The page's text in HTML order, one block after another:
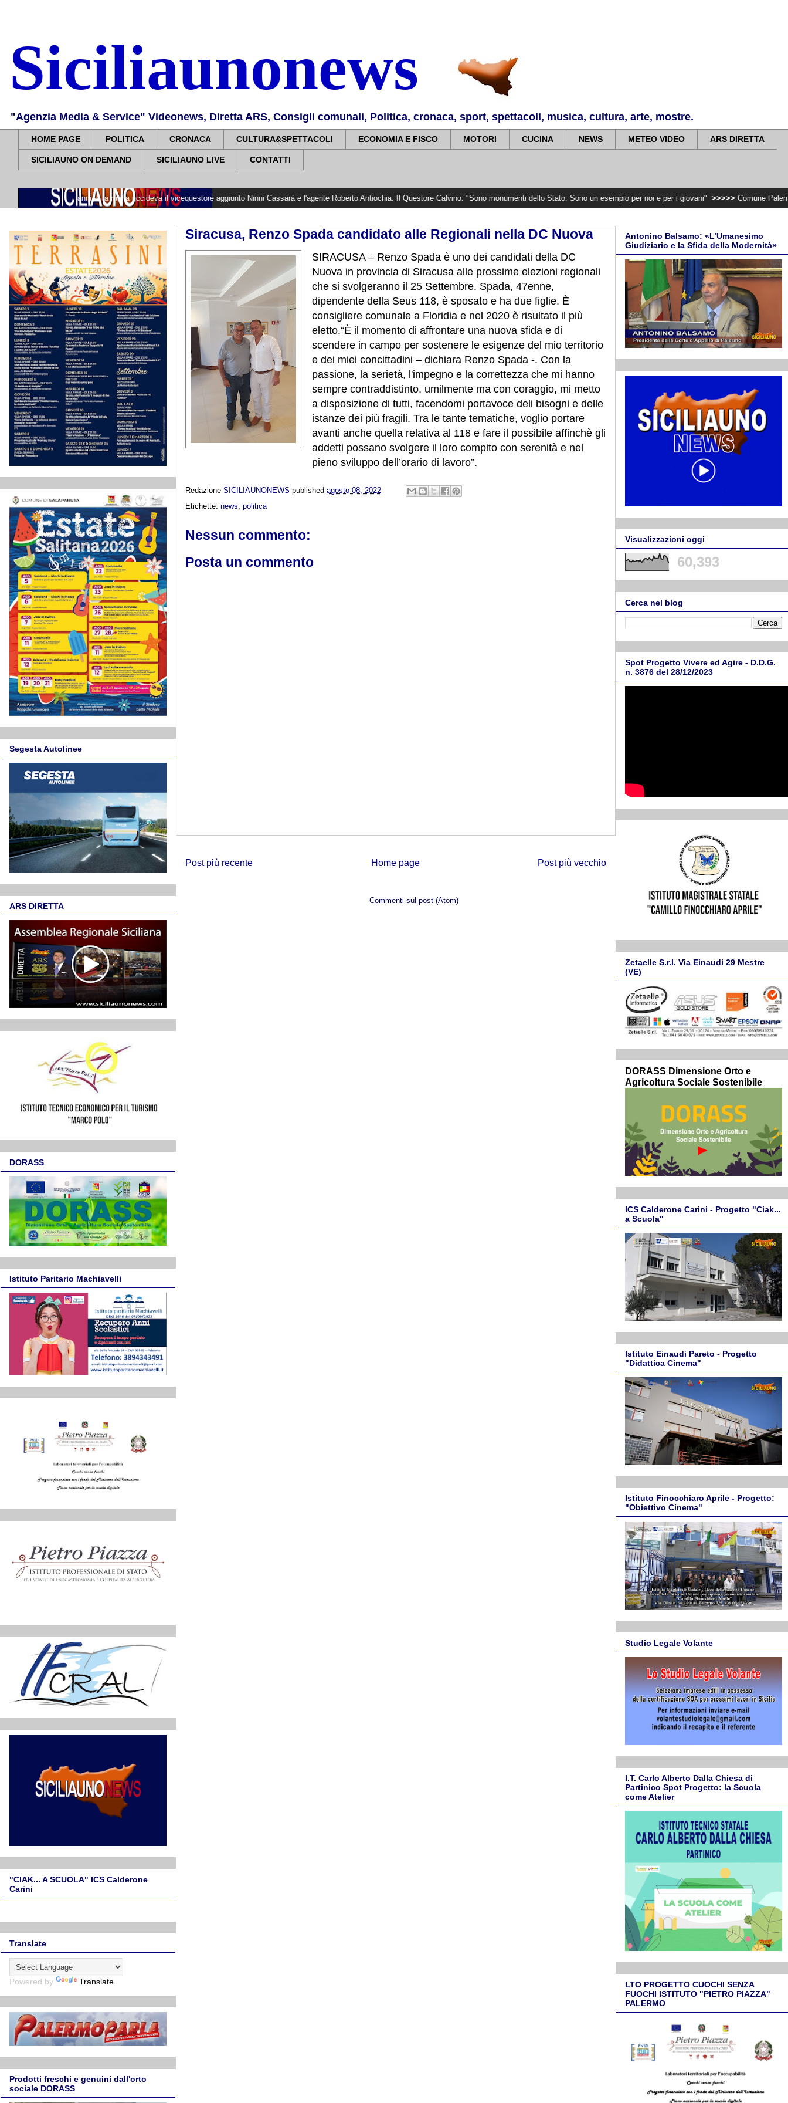
Siciliaunonews
"Agenzia Media & Service" Videonews, Diretta ARS, Consigli comunali, Politica, cronaca, sport, spettacoli, musica, cultura, arte, mostre.
HOME PAGE POLITICA CRONACA CULTURA&SPETTACOLI ECONOMIA E FISCO MOTORI CUCINA NEWS METEO VIDEO ARS DIRETTA
SICILIAUNO ON DEMAND SICILIAUNO LIVE CONTATTI
41 anni fa la mafia uccideva il vicequestore aggiunto Ninni Cassarà e l'agente Roberto Antiochia. Il Questore Calvino: "Sono monumenti dello Stato. Sono un esempio per noi e per i giovani" >>>>> Comune Palermo:
Siracusa, Renzo Spada candidato alle Regionali nella DC Nuova
SIRACUSA – Renzo Spada è uno dei candidati della DC
Nuova in provincia di Siracusa alle prossime elezioni regionali
che si svolgeranno il 25 Settembre. Spada, 47enne,
dipendente della Seus 118, è sposato e ha due figlie. È
consigliere comunale a Floridia e nel 2020 è risultato il più
eletto.“È il momento di affrontare una nuova sfida e di
scendere in campo per sostenere le esigenze del mio territorio
e dei miei concittadini – dichiara Renzo Spada -. Con la
passione, la serietà, l'impegno e la correttezza che mi hanno
sempre contraddistinto, umilmente ma con coraggio, mi metto
a disposizione di tutti, facendomi portavoce deli bisogni e delle
istanze dei più fragili. Tra le tante tematiche, voglio portare
avanti anche quella relativa al 118 e fare il possibile affinchè gli
addetti possano svolgere il loro compito con serenità e nel
pieno sviluppo dell’orario di lavoro”.
Redazione SICILIAUNONEWS published agosto 08, 2022
Etichette: news politica
Nessun commento:
Posta un commento
Post più recente Post più vecchio
Home page
Commenti sul post (Atom)
Segesta Autolinee
ARS DIRETTA
DORASS
Istituto Paritario Machiavelli
"CIAK... A SCUOLA" ICS Calderone
Carini
Translate
Powered by Translate
Prodotti freschi e genuini dall'orto
sociale DORASS
Antonino Balsamo: «L’Umanesimo
Giudiziario e la Sfida della Modernità»
Visualizzazioni oggi
60,393
Cerca nel blog
Spot Progetto Vivere ed Agire - D.D.G.
n. 3876 del 28/12/2023
Zetaelle S.r.l. Via Einaudi 29 Mestre
(VE)
DORASS Dimensione Orto e
Agricoltura Sociale Sostenibile
ICS Calderone Carini - Progetto "Ciak...
a Scuola"
Istituto Einaudi Pareto - Progetto
"Didattica Cinema"
Istituto Finocchiaro Aprile - Progetto:
"Obiettivo Cinema"
Studio Legale Volante
I.T. Carlo Alberto Dalla Chiesa di
Partinico Spot Progetto: la Scuola
come Atelier
LTO PROGETTO CUOCHI SENZA
FUOCHI ISTITUTO "PIETRO PIAZZA"
PALERMO